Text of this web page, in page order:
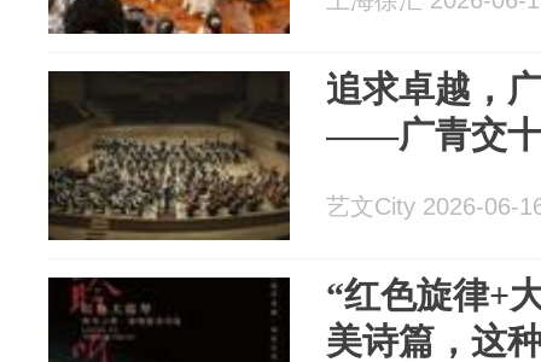
追求卓越，
——广青交
艺文City 2026-06-
“红色旋律+
美诗篇，这